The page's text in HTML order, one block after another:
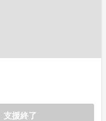
支援終了